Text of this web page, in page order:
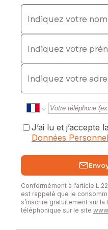
Indiquez votre nom
Indiquez votre prénom
E-mail
J’ai lu et j’accepte la
Données
Conformément à l’article
est rappelé que le
s’inscrire gratuitement sur
téléphonique sur le site